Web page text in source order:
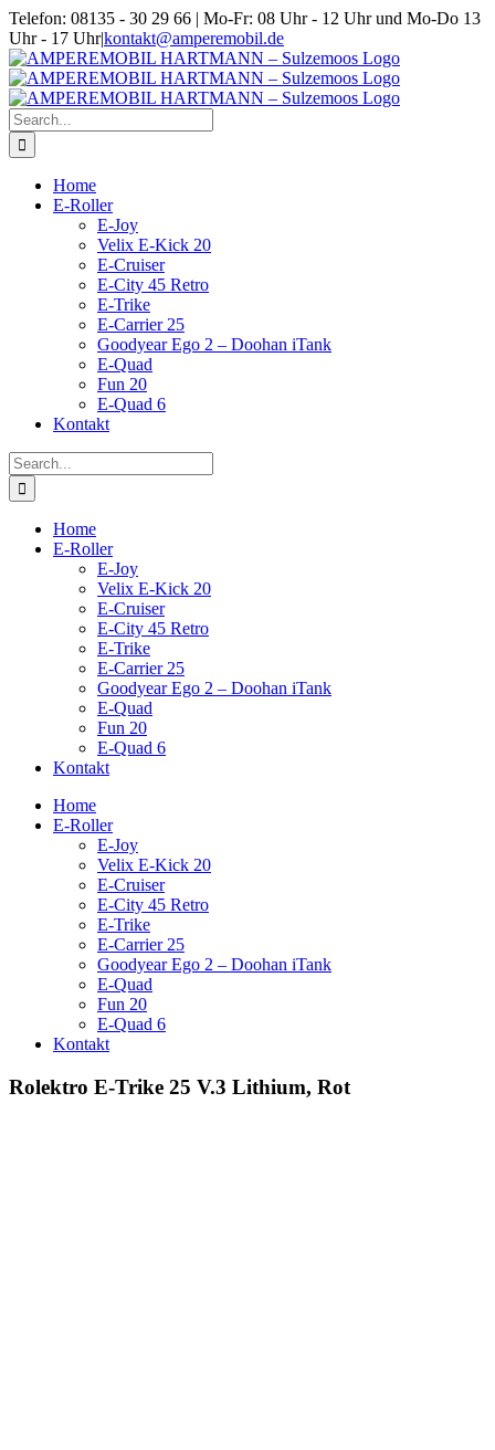
Skip
to
content
Telefon: 08135 - 30 29 66 | Mo-Fr: 08 Uhr - 12 Uhr und Mo-Do 13
Uhr - 17 Uhr|kontakt@amperemobil.de
Search
for:
Home
E-Roller
E-Joy
Velix E-Kick 20
E-Cruiser
E-City 45 Retro
E-Trike
E-Carrier 25
Goodyear Ego 2 – Doohan iTank
E-Quad
Fun 20
E-Quad 6
Kontakt
Search
for:
Home
E-Roller
E-Joy
Velix E-Kick 20
E-Cruiser
E-City 45 Retro
E-Trike
E-Carrier 25
Goodyear Ego 2 – Doohan iTank
E-Quad
Fun 20
E-Quad 6
Kontakt
Home
E-Roller
E-Joy
Velix E-Kick 20
E-Cruiser
E-City 45 Retro
E-Trike
E-Carrier 25
Goodyear Ego 2 – Doohan iTank
E-Quad
Fun 20
E-Quad 6
Kontakt
Rolektro E-Trike 25 V.3 Lithium, Rot